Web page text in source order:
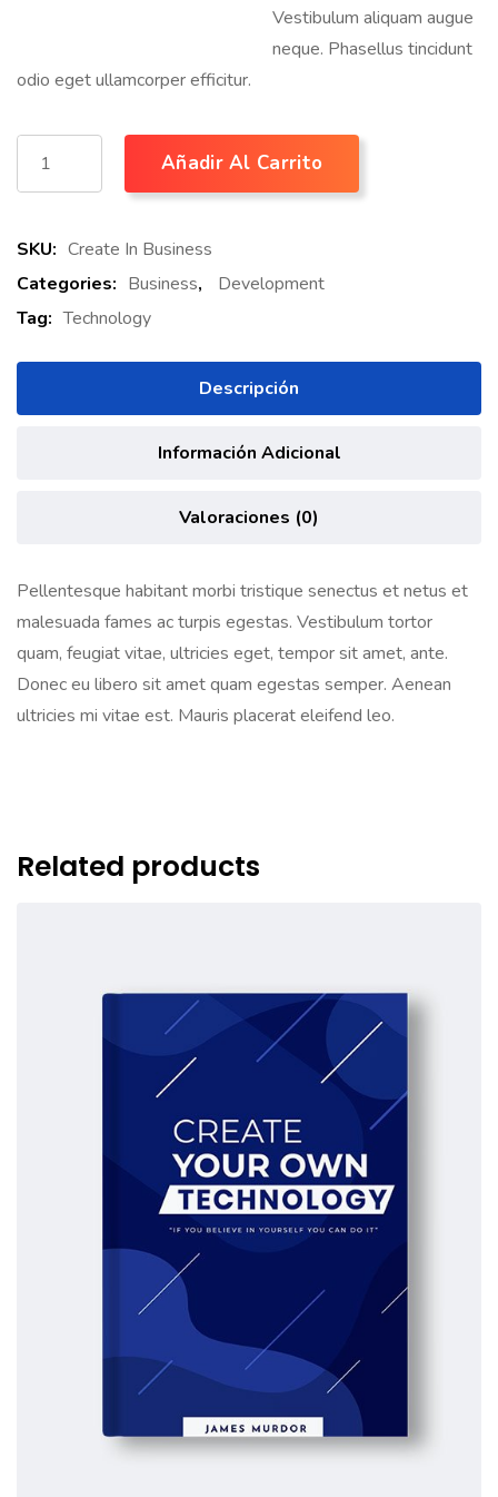
Vestibulum aliquam augue
neque. Phasellus tincidunt
odio eget ullamcorper efficitur.
Añadir Al Carrito
SKU: Create In Business
Categories: Business,
Development
Tag: Technology
Descripción
Información Adicional
Valoraciones (0)
Pellentesque habitant morbi tristique senectus et netus et
malesuada fames ac turpis egestas. Vestibulum tortor
quam, feugiat vitae, ultricies eget, tempor sit amet, ante.
Donec eu libero sit amet quam egestas semper. Aenean
ultricies mi vitae est. Mauris placerat eleifend leo.
Related products